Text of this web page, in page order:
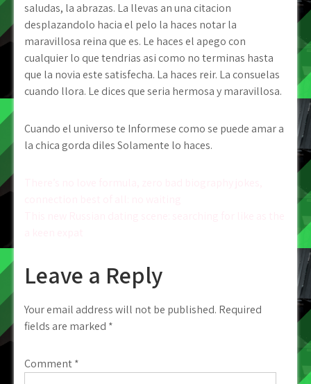
saludas, la abrazas. La llevas an una citacion
desplazandolo hacia el pelo la haces notar la
maravillosa reina que es. Le haces el apego con
cualquier lo que tendri­as asi­ como no terminas hasta
que la novia este satisfecha. La haces reir. La consuelas
cuando llora. Le dices que seri­a hermosa y maravillosa.
Cuando el universo te Informese como se puede amar a
la chica gorda diles Solamente lo haces.
Leave a Reply
Your email address will not be published. Required
fields are marked *
Comment*